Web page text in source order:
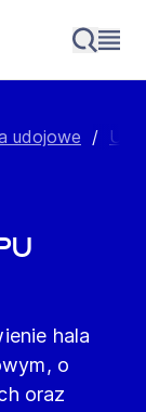
udojowe /
hala
o
oraz